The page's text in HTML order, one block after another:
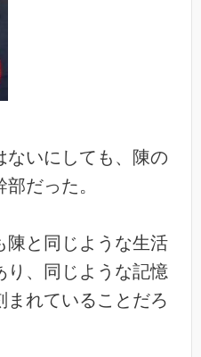
ないにしても、陳の
だった。
陳と同じような生活
り、同じような記憶
まれていることだろ